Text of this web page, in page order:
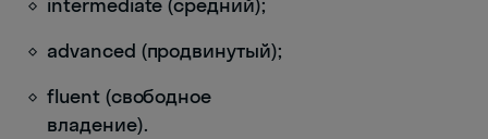
intermediate (средний);
advanced (продвинутый);
fluent (свободное
владение).